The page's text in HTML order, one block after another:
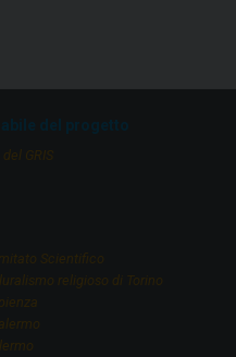
gr
m
GRIS
Scientifico
religioso di Torino